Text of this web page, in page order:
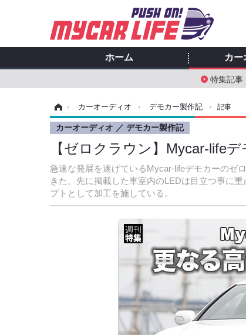
ホーム カー
特集記事
› カーオーディオ › デモカー製作記 › 記事
【ゼロクラウン】Mycar-life
急速な発展を遂げているMycar-lifeデモカーのゼ
きた。先に掲載した車室内のLEDは目立つ事に
プトとして加工を施している。
カーオーディオ デモカー製作記